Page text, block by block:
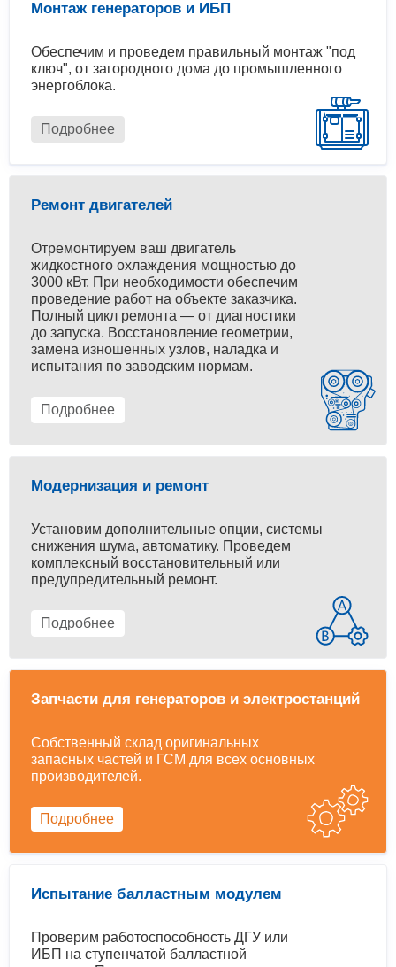
Монтаж генераторов и ИБП
Обеспечим и проведем правильный монтаж "под
ключ", от загородного дома до промышленного
энергоблока.
Подробнее
Ремонт двигателей
Отремонтируем ваш двигатель
жидкостного охлаждения мощностью до
3000 кВт. При необходимости обеспечим
проведение работ на объекте заказчика.
Полный цикл ремонта — от диагностики
до запуска. Восстановление геометрии,
замена изношенных узлов, наладка и
испытания по заводским нормам.
Подробнее
Модернизация и ремонт
Установим дополнительные опции, системы
снижения шума, автоматику. Проведем
комплексный восстановительный или
предупредительный ремонт.
Подробнее
Запчасти для генераторов и электростанций
Собственный склад оригинальных
запасных частей и ГСМ для всех основных
производителей.
Подробнее
Испытание балластным модулем
Проверим работоспособность ДГУ или
ИБП на ступенчатой балластной